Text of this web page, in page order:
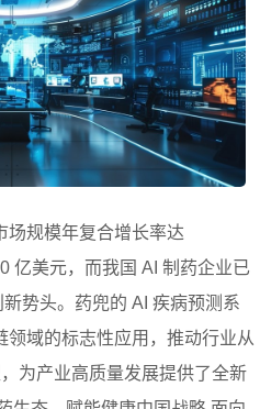
场规模年复合增长率达
亿美元，而我国 AI 制药企业已
势头。药兜的 AI 疾病预测系
领域的标志性应用，推动行业从
，为产业高质量发展提供了全新